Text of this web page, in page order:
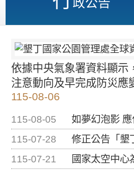
依據中央氣象署資料顯示
注意動向及早完成防災應
115-08-06
115-08-05
如夢幻泡影
115-07-28
修正公告「墾丁國家公
115-07-21
國家太空中心為辦理